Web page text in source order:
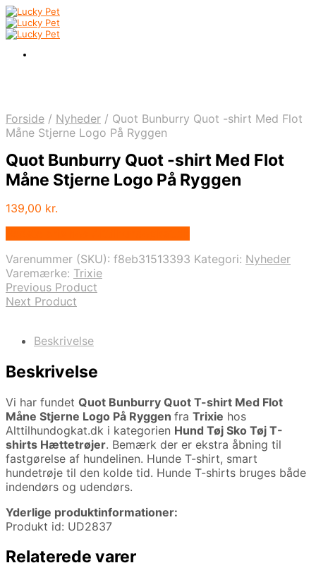
Forside / Nyheder / Quot Bunburry Quot -shirt Med Flot
Måne Stjerne Logo På Ryggen
Quot Bunburry Quot -shirt Med Flot
Måne Stjerne Logo På Ryggen
139,00 kr.
Varenummer (SKU): f8eb31513393 Kategori: Nyheder
Varemærke: Trixie
Previous Product
Next Product
Beskrivelse
Beskrivelse
Vi har fundet Quot Bunburry Quot T-shirt Med Flot
Måne Stjerne Logo På Ryggen fra Trixie hos
Alttilhundogkat.dk i kategorien Hund Tøj Sko Tøj T-
shirts Hættetrøjer. Bemærk der er ekstra åbning til
fastgørelse af hundelinen. Hunde T-shirt, smart
hundetrøje til den kolde tid. Hunde T-shirts bruges både
indendørs og udendørs.
Yderlige produktinformationer:
Produkt id: UD2837
Relaterede varer